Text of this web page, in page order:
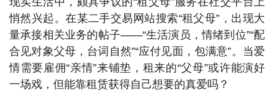
悄然兴起。在某二手交易网站搜索“租父母”，出现大
量承接相关业务的帖子——“生活演员，情绪到位”“配
合见对象父母，台词自然”“应付见面，包满意”。当爱
情需要雇佣“亲情”来铺垫，租来的“父母”或许能演好
一场戏，但能靠租赁获得自己想要的真爱吗？